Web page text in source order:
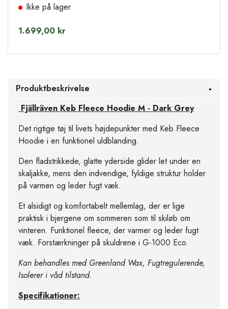
Ikke på lager
1.699,00 kr
Produktbeskrivelse
Fjällräven Keb Fleece Hoodie M - Dark Grey
Det rigtige tøj til livets højdepunkter med Keb Fleece
Hoodie i en funktionel uldblanding.
Den fladstrikkede, glatte yderside glider let under en
skaljakke, mens den indvendige, fyldige struktur holder
på varmen og leder fugt væk.
Et alsidigt og komfortabelt mellemlag, der er lige
praktisk i bjergene om sommeren som til skiløb om
vinteren. Funktionel fleece, der varmer og leder fugt
væk. Forstærkninger på skuldrene i G-1000 Eco.
Kan behandles med Greenland Wax, Fugtregulerende,
Isolerer i våd tilstand.
Specifikationer: